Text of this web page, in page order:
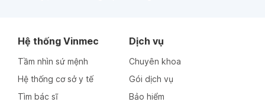
Hệ thống Vinmec
Tầm nhìn sứ mệnh
Hệ thống cơ sở y tế
Tìm bác sĩ
Dịch vụ
Chuyên khoa
Gói dịch vụ
Bảo hiểm